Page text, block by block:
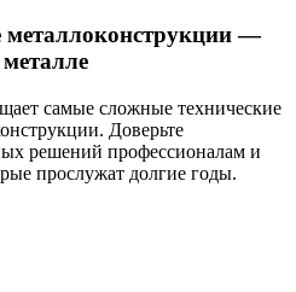
—
самые сложные технические
Доверьте
решений профессионалам и
прослужат долгие годы.